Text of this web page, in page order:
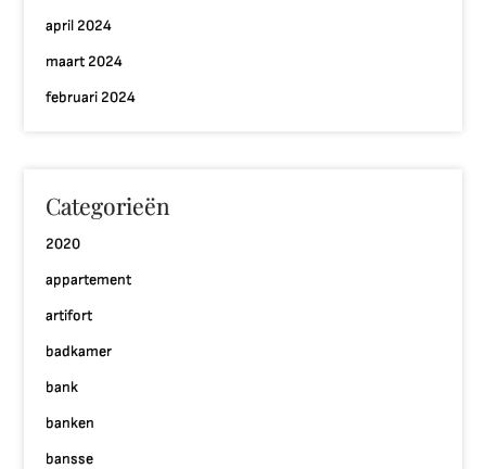
april 2024
maart 2024
februari 2024
Categorieën
2020
appartement
artifort
badkamer
bank
banken
bansse